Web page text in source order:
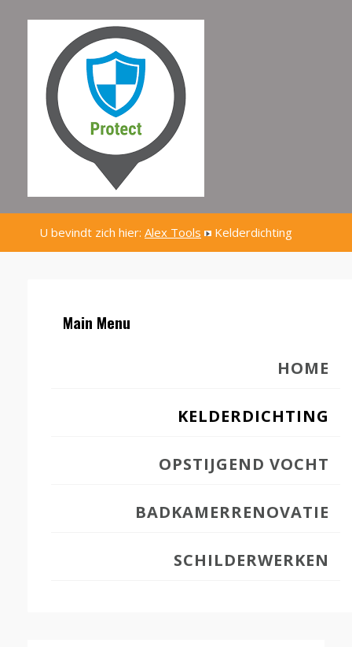
U bevindt zich hier: Alex Tools Kelderdichting
Main Menu
HOME
KELDERDICHTING
OPSTIJGEND VOCHT
BADKAMERRENOVATIE
SCHILDERWERKEN